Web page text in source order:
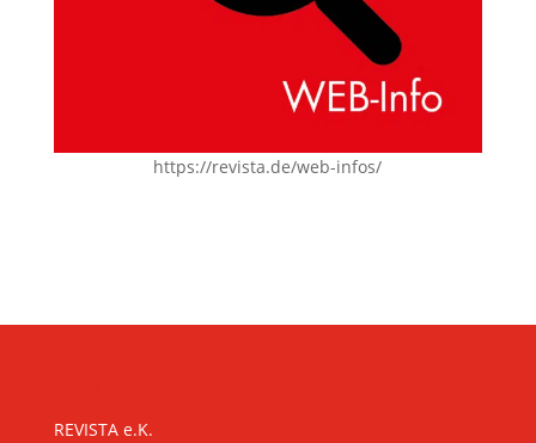
https://revista.de/web-infos/
REVISTA e.K.